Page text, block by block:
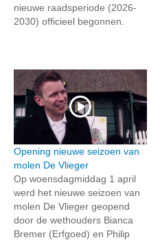
nieuwe raadsperiode (2026-
2030) officieel begonnen.
Opening nieuwe seizoen van
molen De Vlieger
Op woensdagmiddag 1 april
werd het nieuwe seizoen van
molen De Vlieger geopend
door de wethouders Bianca
Bremer (Erfgoed) en Philip